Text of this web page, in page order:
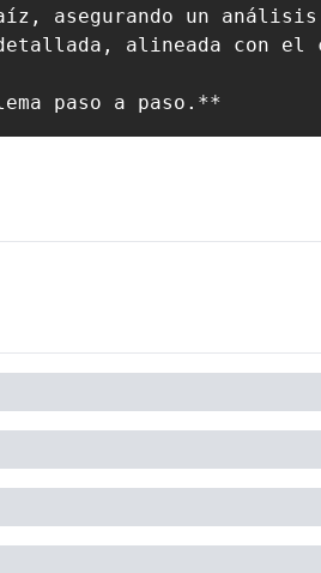
asegurando un
alineada con
paso a paso.**